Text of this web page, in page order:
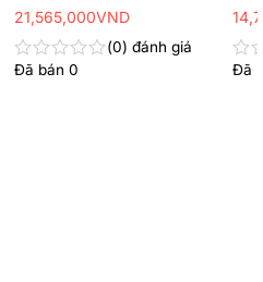
Được
0
đánh giá
Đã bán 0
21,565,000VND
Đã